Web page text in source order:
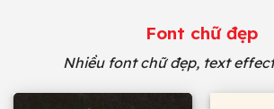
Font chữ đẹp
Nhiều font chữ đẹp, text